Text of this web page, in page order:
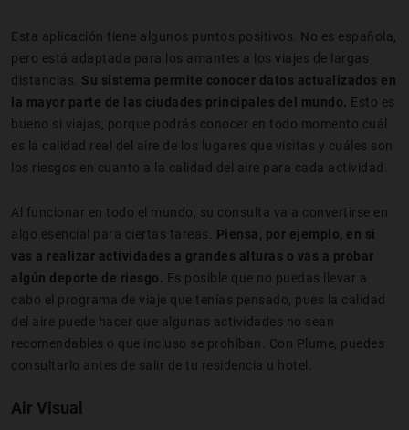
Esta aplicación tiene algunos puntos positivos. No es española,
pero está adaptada para los amantes a los viajes de largas
distancias. Su sistema permite conocer datos actualizados en
la mayor parte de las ciudades principales del mundo. Esto es
bueno si viajas, porque podrás conocer en todo momento cuál
es la calidad real del aire de los lugares que visitas y cuáles son
los riesgos en cuanto a la calidad del aire para cada actividad.
Al funcionar en todo el mundo, su consulta va a convertirse en
algo esencial para ciertas tareas. Piensa, por ejemplo, en si
vas a realizar actividades a grandes alturas o vas a probar
algún deporte de riesgo. Es posible que no puedas llevar a
cabo el programa de viaje que tenías pensado, pues la calidad
del aire puede hacer que algunas actividades no sean
recomendables o que incluso se prohíban. Con Plume, puedes
consultarlo antes de salir de tu residencia u hotel.
Air Visual